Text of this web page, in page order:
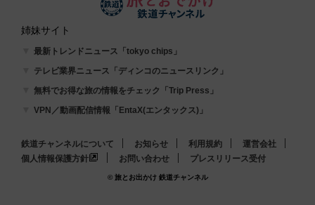
姉妹サイト
最新トレンドニュース「tokyo chips」
テレビ業界ニュース「ディンコのニュースリンク」
無料でお得な旅の情報をチェック「Trip Press」
VPN／動画配信情報「EntaX(エンタックス)」
鉄道チャンネルについて お知らせ 利用規約
運営会社
個人情報保護方針
お問い合わせ プレスリリース受付
© 旅とお出かけ 鉄道チャンネル